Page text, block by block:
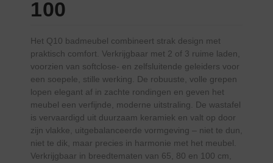
100
Het Q10 badmeubel combineert strak design met
praktisch comfort. Verkrijgbaar met 2 of 3 ruime laden,
voorzien van softclose- en zelfsluitende geleiders voor
een soepele, stille werking. De robuuste, volle grepen
lopen elegant af in zachte rondingen en geven het
meubel een verfijnde, moderne uitstraling. De wastafel
is vervaardigd uit duurzaam keramiek en valt op door
zijn vlakke, uitgebalanceerde vormgeving – niet te dun,
niet te dik, maar precies in harmonie met het meubel.
Verkrijgbaar in breedtematen van 65, 80 en 100 cm,